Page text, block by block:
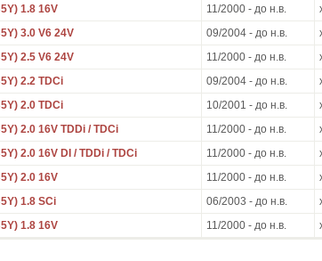
1.8 16V
11/2000 - до н.в.
3.0 V6 24V
09/2004 - до н.в.
2.5 V6 24V
11/2000 - до н.в.
2.2 TDCi
09/2004 - до н.в.
2.0 TDCi
10/2001 - до н.в.
2.0 16V TDDi / TDCi
11/2000 - до н.в.
2.0 16V DI / TDDi / TDCi
11/2000 - до н.в.
2.0 16V
11/2000 - до н.в.
1.8 SCi
06/2003 - до н.в.
1.8 16V
11/2000 - до н.в.